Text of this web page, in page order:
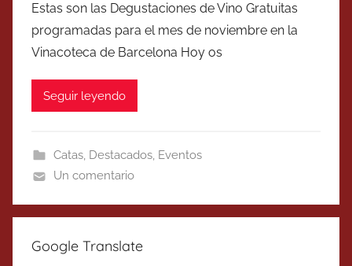
Estas son las Degustaciones de Vino Gratuitas
programadas para el mes de noviembre en la
Vinacoteca de Barcelona Hoy os
Seguir leyendo
Catas, Destacados, Eventos
Un comentario
Google Translate